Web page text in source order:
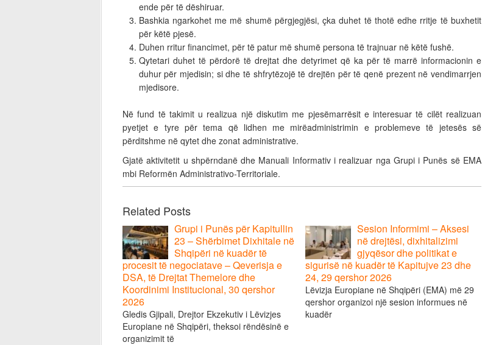
ende për të dëshiruar.
Bashkia ngarkohet me më shumë përgjegjësi, çka duhet të thotë edhe rritje të buxhetit
për këtë pjesë.
Duhen rritur financimet, për të patur më shumë persona të trajnuar në këtë fushë.
Qytetari duhet të përdorë të drejtat dhe detyrimet që ka për të marrë informacionin e
duhur për mjedisin; si dhe të shfrytëzojë të drejtën për të qenë prezent në vendimarrjen
mjedisore.
Në fund të takimit u realizua një diskutim me pjesëmarrësit e interesuar të cilët realizuan
pyetjet e tyre për tema që lidhen me mirëadministrimin e problemeve të jetesës së
përditshme në qytet dhe zonat administrative.
Gjatë aktivitetit u shpërndanë dhe Manuali Informativ i realizuar nga Grupi i Punës së EMA
mbi Reformën Administrativo-Territoriale.
Related Posts
Grupi i Punës për Kapitullin
23 – Shërbimet Dixhitale në
Shqipëri në kuadër të
procesit të negociatave – Qeverisja e
DSA, të Drejtat Themelore dhe
Koordinimi Institucional, 30 qershor
2026
Gledis Gjipali, Drejtor Ekzekutiv i Lëvizjes
Europiane në Shqipëri, theksoi rëndësinë e
organizimit të
Sesion Informimi – Aksesi
në drejtësi, dixhitalizimi
gjyqësor dhe politikat e
sigurisë në kuadër të Kapitujve 23 dhe
24, 29 qershor 2026
Lëvizja Europiane në Shqipëri (EMA) më 29
qershor organizoi një sesion informues në
kuadër